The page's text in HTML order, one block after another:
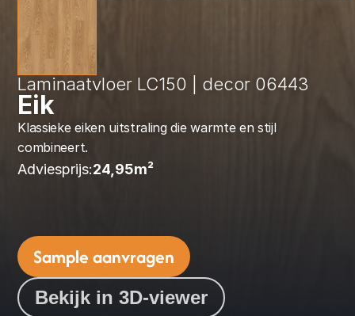
Laminaatvloer LC150 | decor 06443
Eik
Adviesprijs:24,95m²
Klassieke eiken uitstraling die warmte en stijl
combineert.
Sample aanvragen
Bekijk in 3D-viewer